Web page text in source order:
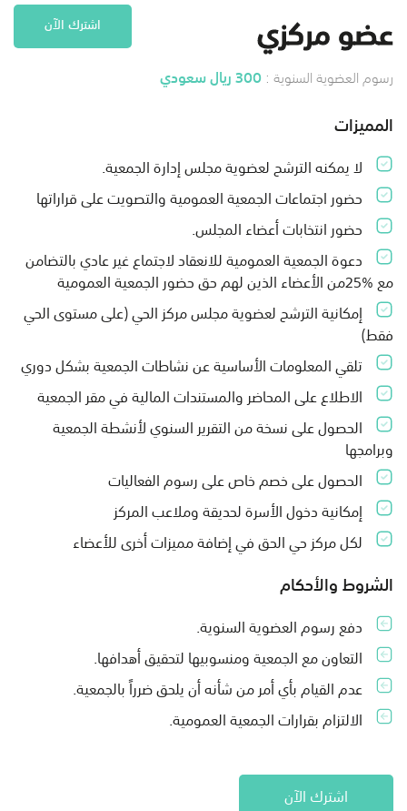
عضو مركزي اشترك الآن
رسوم العضوية السنوية : 300 ريال سعودي
المميزات
لا يمكنه الترشح لعضوية مجلس إدارة الجمعية.
حضور اجتماعات الجمعية العمومية والتصويت على قراراتها
حضور انتخابات أعضاء المجلس.
دعوة الجمعية العمومية للانعقاد لاجتماع غير عادي بالتضامن
مع %25من الأعضاء الذين لهم حق حضور الجمعية العمومية
إمكانية الترشح لعضوية مجلس مركز الحي (على مستوى الحي
فقط)
تلقي المعلومات الأساسية عن نشاطات الجمعية بشكل دوري
الاطلاع على المحاضر والمستندات المالية في مقر الجمعية
الحصول على نسخة من التقرير السنوي لأنشطة الجمعية
وبرامجها
الحصول على خصم خاص على رسوم الفعاليات
إمكانية دخول الأسرة لحديقة وملاعب المركز
لكل مركز حي الحق في إضافة مميزات أخرى للأعضاء
الشروط والأحكام
دفع رسوم العضوية السنوية.
التعاون مع الجمعية ومنسوبيها لتحقيق أهدافها.
عدم القيام بأي أمر من شأنه أن يلحق ضرراً بالجمعية.
الالتزام بقرارات الجمعية العمومية.
اشترك الآن